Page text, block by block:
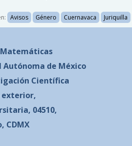
Avisos Género Cuernavaca Juriquilla
Autónoma de México
Científica
04510,
CDMX